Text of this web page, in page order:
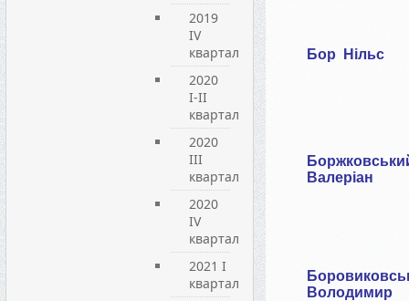
2019
IV
квартал
2020
I-II
квартал
2020
III
квартал
2020
IV
квартал
2021 I
квартал
Бор Нільс
Валеріан
Володимир